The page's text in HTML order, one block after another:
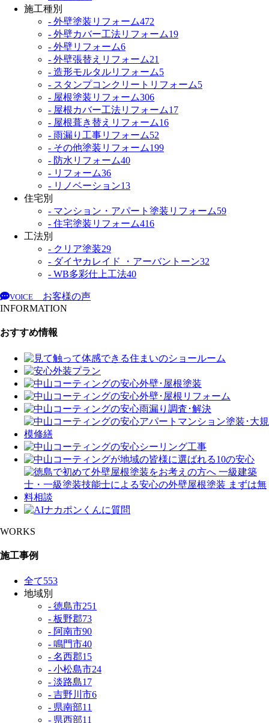
施工種別
- 外壁塗装リフォーム472
- 外壁カバー工法リフォーム19
- 外壁リフォーム6
- 外壁張替えリフォーム21
- 造形モルタルリフォーム5
- スタンプコンクリートリフォーム5
- 屋根塗装リフォーム306
- 屋根カバー工法リフォーム17
- 屋根葺き替えリフォーム16
- 雨漏り工事リフォーム52
- その他塗装リフォーム199
- 防水リフォーム40
- リフォーム36
- リノベーション13
住宅別
- マンション・アパート塗装リフォーム59
- 住宅塗装リフォーム416
工法別
- クリア塗装29
- ダイヤカレイド ・アーバントーン32
- WB多彩仕上工法40
VOICE
お客様の声
INFORMATION
おすすめ情報
WORKS
施工事例
全て553
地域別
- 徳島市251
- 板野郡73
- 阿南市90
- 鳴門市40
- 名西郡15
- 小松島市24
- 淡路島17
- 吉野川市6
- 県南部11
- 県西部11